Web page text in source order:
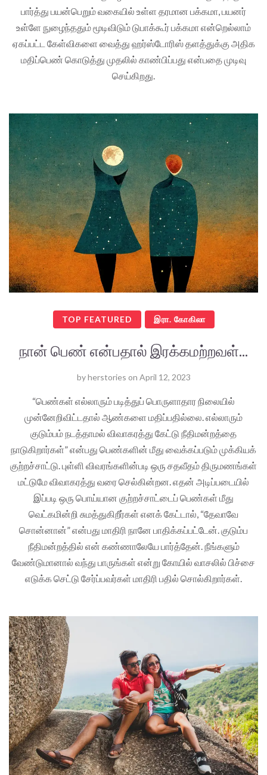
பார்த்து பயன்பெறும் வகையில் உள்ள தரமான பக்கமா, பயனர்
உள்ளே நுழைந்ததும் மூடிவிடும் டுபாக்கூர் பக்கமா என்றெல்லாம்
ஏகப்பட்ட கேள்விகளை வைத்து ஹர்ஸ்டோரிஸ் தளத்துக்கு அதிக
மதிப்பெண் கொடுத்து முதலில் காண்பிப்பது என்பதை முடிவு
செய்கிறது.
TOP FEATURED இரா. கோகிலா
நான் பெண் என்பதால் இரக்கமற்றவள்...
byherstories on April 12, 2023
“பெண்கள் எல்லாரும் படித்துப் பொருளாதார நிலையில்
முன்னேறிவிட்டதால் ஆண்களை மதிப்பதில்லை. எல்லாரும்
குடும்பம் நடத்தாமல் விவாகரத்து கேட்டு நீதிமன்றத்தை
நாடுகிறார்கள்” என்பது பெண்களின் மீது வைக்கப்படும் முக்கியக்
குற்றச்சாட்டு. புள்ளி விவரங்களின்படி ஒரு சதவீதம் திருமணங்கள்
மட்டுமே விவாகரத்து வரை செல்கின்றன. எதன் அடிப்படையில்
இப்படி ஒரு பொய்யான குற்றச்சாட்டைப் பெண்கள் மீது
வெட்கமின்றி சுமத்துகிறீர்கள் எனக் கேட்டால், “தேவாவே
சொன்னான்” என்பது மாதிரி நானே பாதிக்கப்பட்டேன். குடும்ப
நீதிமன்றத்தில் என் கண்ணாலேயே பார்த்தேன். நீங்களும்
வேண்டுமானால் வந்து பாருங்கள் என்று கோயில் வாசலில் பிச்சை
எடுக்க செட்டு சேர்ப்பவர்கள் மாதிரி பதில் சொல்கிறார்கள்.